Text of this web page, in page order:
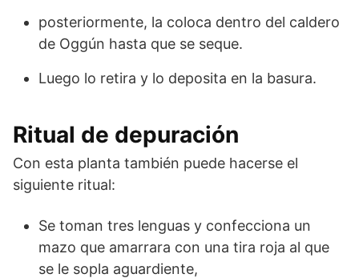
posteriormente, la coloca dentro del caldero
de Oggún hasta que se seque.
Luego lo retira y lo deposita en la basura.
Ritual de depuración
Con esta planta también puede hacerse el
siguiente ritual:
Se toman tres lenguas y confecciona un
mazo que amarrara con una tira roja al que
se le sopla aguardiente,